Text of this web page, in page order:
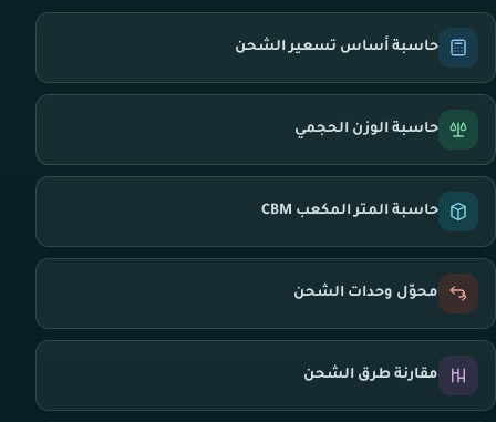
حاسبة أساس تسعير الشحن
حاسبة الوزن الحجمي
حاسبة المتر المكعب CBM
محوّل وحدات الشحن
مقارنة طرق الشحن